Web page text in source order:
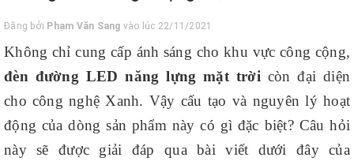
Đăng bởi Phạm Văn Sang vào lúc 22/11/2021
Không chỉ cung cấp ánh sáng cho khu vực công cộng,
đèn đường LED năng lựng mặt trời còn đại diện
cho công nghệ Xanh. Vậy cấu tạo và nguyên lý hoạt
động của dòng sản phẩm này có gì đặc biệt? Câu hỏi
này sẽ được giải đáp qua bài viết dưới đây của